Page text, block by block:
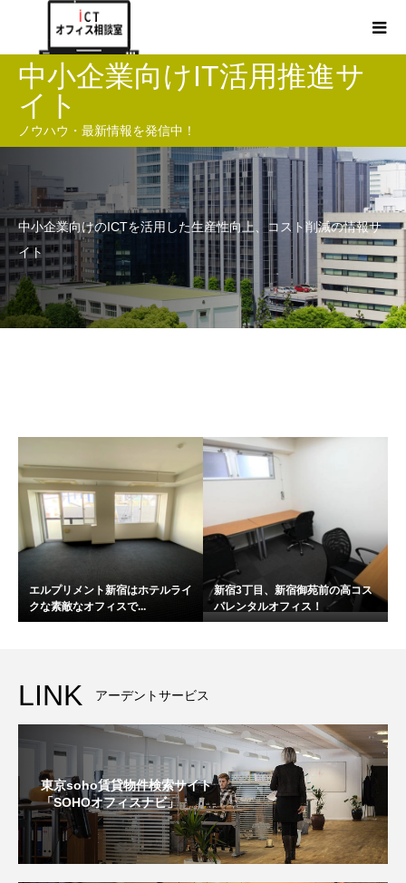
中小企業向けIT活用推進サ
イト
ノウハウ・最新情報を発信中！
中小企業向けのICTを活用した生産性向上、コスト削減の情報サ
イト
エルプリメント新宿はホテルライ
クな素敵なオフィスで...
新宿3丁目、新宿御苑前の高コス
パレンタルオフィス！
LINK アーデントサービス
東京soho賃貸物件検索サイト
「SOHOオフィスナビ」